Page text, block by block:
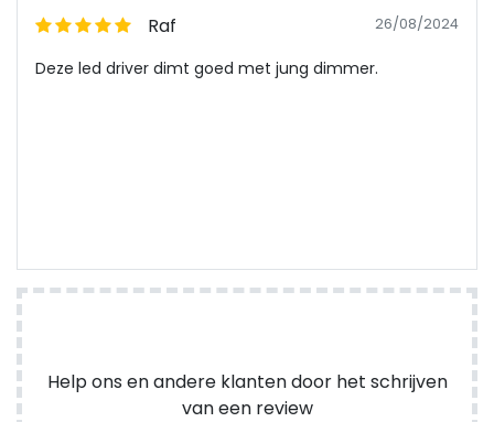
Raf 26/08/2024
Deze led driver dimt goed met jung dimmer.
Help ons en andere klanten door het schrijven
van een review